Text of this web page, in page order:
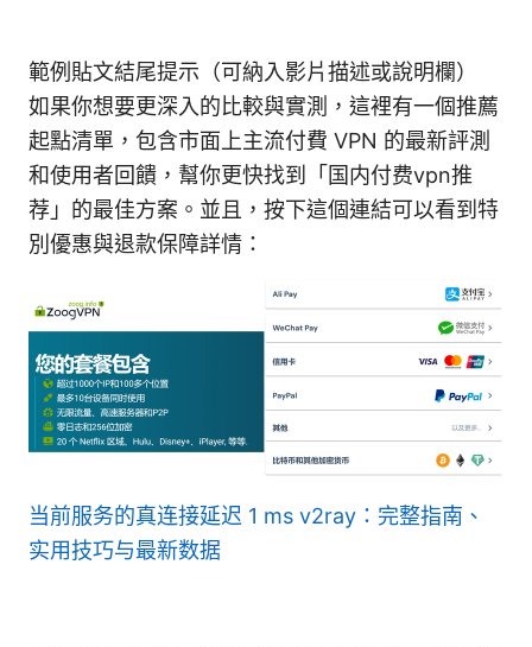
範例貼文結尾提示（可納入影片描述或說明欄）
如果你想要更深入的比較與實測，這裡有一個推薦
起點清單，包含市面上主流付費 VPN 的最新評測
和使用者回饋，幫你更快找到「国内付费vpn推
荐」的最佳方案。並且，按下這個連結可以看到特
別優惠與退款保障詳情：
当前服务的真连接延迟 1 ms v2ray：完整指南、
实用技巧与最新数据